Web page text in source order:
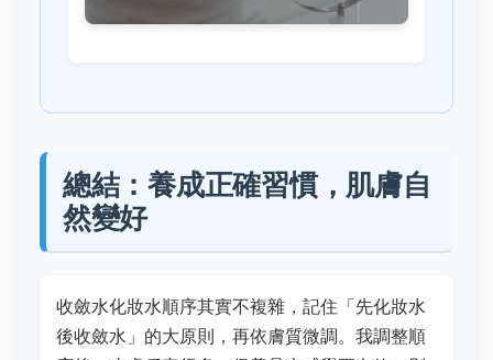
總結：養成正確習慣，肌膚自
然變好
收斂水化妝水順序其實不複雜，記住「先化妝水
後收斂水」的大原則，再依膚質微調。我調整順